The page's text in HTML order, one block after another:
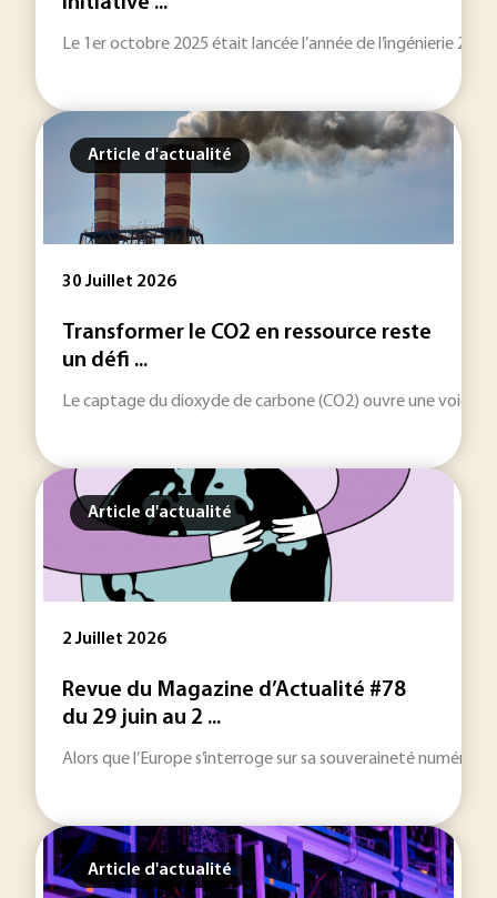
Le 1er octobre 2025 était lancée l’année de l’ingénierie
Article d'actualité
30 Juillet 2026
Transformer le CO2 en ressource reste
un défi ...
Le captage du dioxyde de carbone (CO2) ouvre une voie
Article d'actualité
2 Juillet 2026
Revue du Magazine d’Actualité #78
du 29 juin au 2 ...
Alors que l’Europe s’interroge sur sa souveraineté
Article d'actualité